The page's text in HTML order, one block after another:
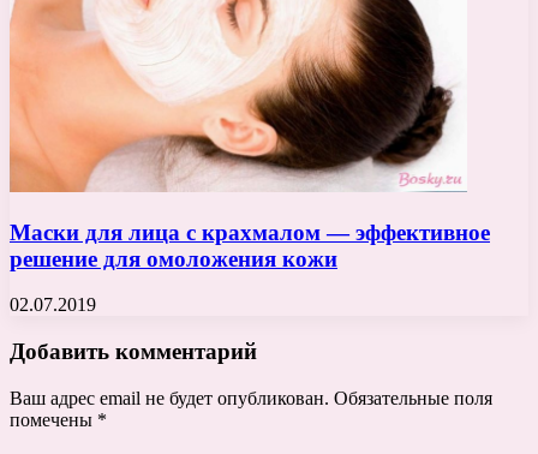
Маски для лица с крахмалом — эффективное
решение для омоложения кожи
02.07.2019
Добавить комментарий
Ваш адрес email не будет опубликован. Обязательные поля
помечены *